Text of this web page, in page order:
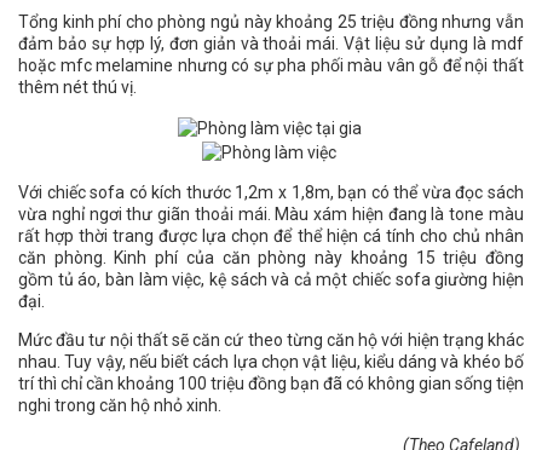
Tổng kinh phí cho phòng ngủ này khoảng 25 triệu đồng nhưng vẫn
đảm bảo sự hợp lý, đơn giản và thoải mái. Vật liệu sử dụng là mdf
hoặc mfc melamine nhưng có sự pha phối màu vân gỗ để nội thất
thêm nét thú vị.
Với chiếc sofa có kích thước 1,2m x 1,8m, bạn có thể vừa đọc sách
vừa nghỉ ngơi thư giãn thoải mái. Màu xám hiện đang là tone màu
rất hợp thời trang được lựa chọn để thể hiện cá tính cho chủ nhân
căn phòng. Kinh phí của căn phòng này khoảng 15 triệu đồng
gồm tủ áo, bàn làm việc, kệ sách và cả một chiếc sofa giường hiện
đại.
Mức đầu tư nội thất sẽ căn cứ theo từng căn hộ với hiện trạng khác
nhau. Tuy vậy, nếu biết cách lựa chọn vật liệu, kiểu dáng và khéo bố
trí thì chỉ cần khoảng 100 triệu đồng bạn đã có không gian sống tiện
nghi trong căn hộ nhỏ xinh.
(Theo Cafeland)